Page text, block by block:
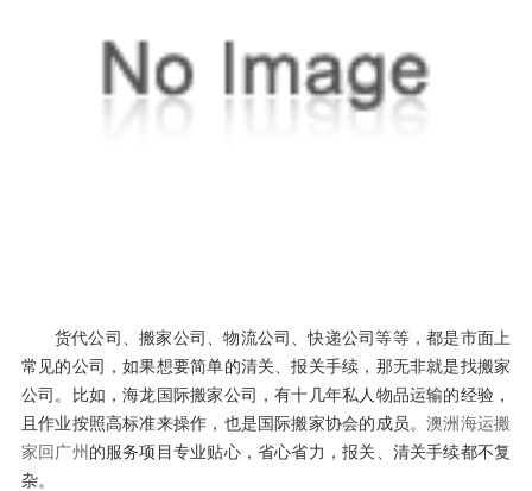
货代公司、搬家公司、物流公司、快递公司等等，都是市面上
常见的公司，如果想要简单的清关、报关手续，那无非就是找搬家
公司。比如，海龙国际搬家公司，有十几年私人物品运输的经验，
且作业按照高标准来操作，也是国际搬家协会的成员。澳洲海运搬
家回广州的服务项目专业贴心，省心省力，报关、清关手续都不复
杂。